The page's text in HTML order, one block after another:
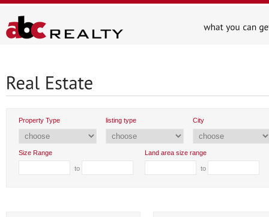
Property Type listing type City
Size Range
to
Land area size range
to